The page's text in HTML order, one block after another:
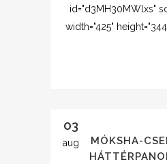
id="d3MH30MWlxs"
width="425"
03
aug
A MÓKSHA-